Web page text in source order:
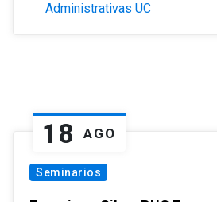
Administrativas UC
18 AGO
Seminarios